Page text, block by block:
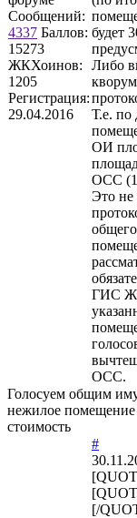
Сообщений:
4337 Баллов:
15273
ЖКХоинов:
1205
Регистрация:
29.04.2016
будет
Либо
Т.е. по
ОИ
ОСС
Это
ГИС
ОСС.
Голосуем общим
нежилое
стоимость
#
[/